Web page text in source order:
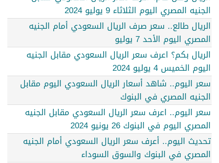
الجنيه المصري اليوم الثلاثاء 9 يوليو 2024
الريال طالع.. سعر صرف الريال السعودي أمام الجنيه
المصري اليوم الأحد 7 يوليو
الريال بكم؟ اعرف سعر الريال السعودي مقابل الجنيه
اليوم الخميس 4 يوليو 2024
سعر اليوم.. شاهد أسعار الريال السعودي اليوم مقابل
الجنيه المصري في البنوك
سعر اليوم.. اعرف سعر الريال السعودي مقابل الجنيه
المصري اليوم في البنوك 26 يونيو 2024
تحديث اليوم.. أعرف سعر الريال السعودي أمام الجنيه
المصري في البنوك والسوق السوداء